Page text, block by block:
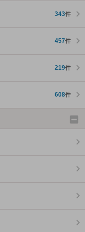
343件
457件
219件
608件